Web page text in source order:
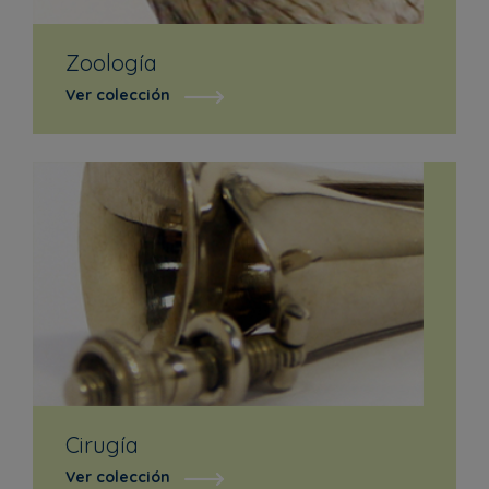
Zoología
Ver colección
Cirugía
Ver colección